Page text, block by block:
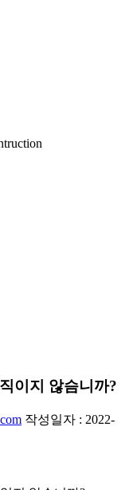
이지 않슴니까?
작성일자 : 2022-